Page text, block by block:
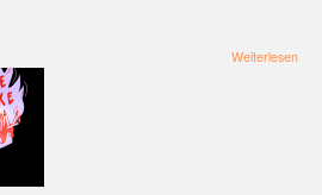
Weiterlesen